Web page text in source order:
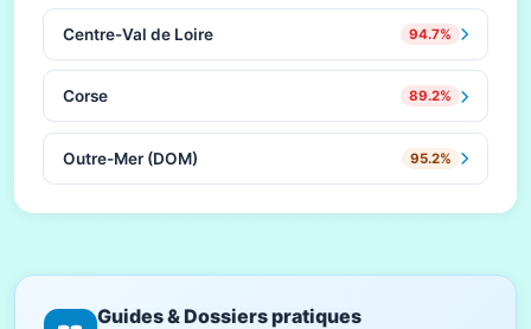
Centre-Val de Loire 94.7%
Corse 89.2%
Outre-Mer (DOM) 95.2%
Guides & Dossiers pratiques